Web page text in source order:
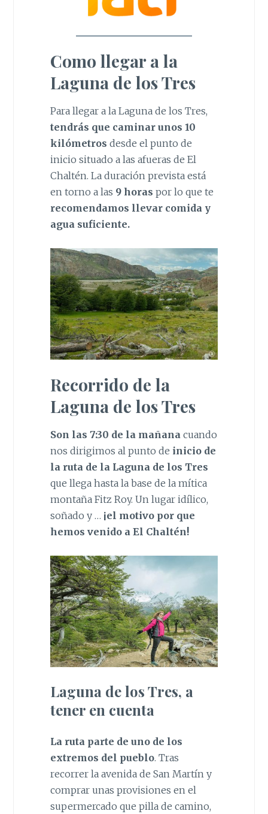
Como llegar a la
Laguna de los Tres
Para llegar a la Laguna de los Tres,
tendrás que caminar unos 10
kilómetros desde el punto de
inicio situado a las afueras de El
Chaltén. La duración prevista está
en torno a las 9 horas por lo que te
recomendamos llevar comida y
agua suficiente.
Recorrido de la
Laguna de los Tres
Son las 7:30 de la mañanacuando
nos dirigimos al punto de inicio de
la ruta de la Laguna de los Tres
que llega hasta la base de la mítica
montaña Fitz Roy. Un lugar idílico,
soñado y … ¡el motivo por que
hemos venido a El Chaltén!
Laguna de los Tres, a
tener en cuenta
La ruta parte de uno de los
extremos del pueblo. Tras
recorrer la avenida de San Martín y
comprar unas provisiones en el
supermercado que pilla de camino,